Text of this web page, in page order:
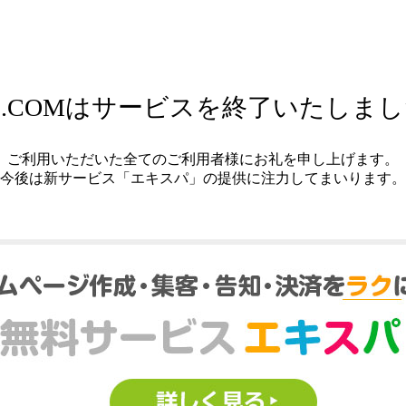
はサービスを終了いたしま
ご利用いただいた全てのご利用者様にお礼を申し上げます。
今後は新サービス「エキスパ」の提供に注力してまいります。